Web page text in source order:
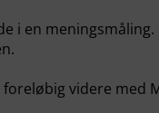
i en
videre med